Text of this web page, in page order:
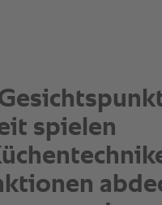
und
im Handling,